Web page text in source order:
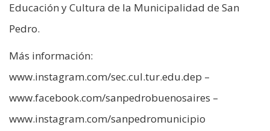
Educación y Cultura de la Municipalidad de San
Pedro.
Más información:
www.instagram.com/sec.cul.tur.edu.dep –
www.facebook.com/sanpedrobuenosaires –
www.instagram.com/sanpedromunicipio